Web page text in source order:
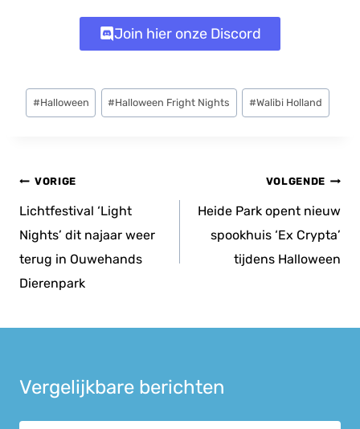
Join hier onze Discord
Bericht
tags:
#Halloween #Halloween Fright Nights #Walibi Holland
Bericht
navigatie
VORIGE
Lichtfestival ‘Light
Nights’ dit najaar weer
terug in Ouwehands
Dierenpark
VOLGENDE
Heide Park opent nieuw
spookhuis ‘Ex Crypta’
tijdens Halloween
Vergelijkbare berichten